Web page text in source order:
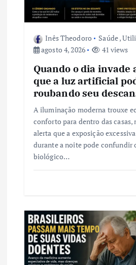
Inês Theodoro Saúde,
agosto 4, 2026
41 views
Quando o dia invade
que a luz artificial
roubando seu
A iluminação moderna trouxe
conforto para dentro das casas,
alerta que a exposição
durante a noite pode confundir
biológico…